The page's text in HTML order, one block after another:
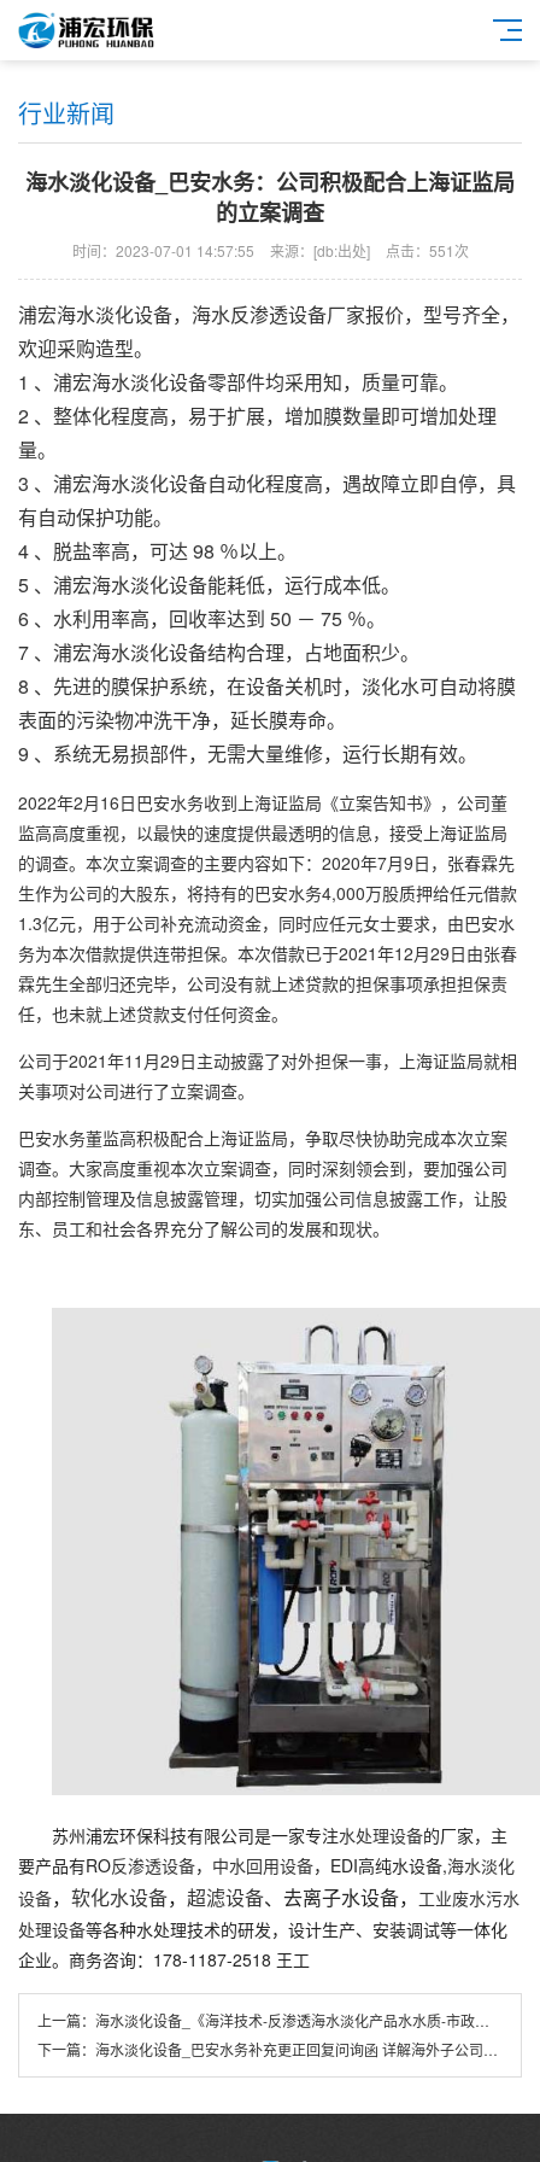
行业新闻
海水淡化设备_巴安水务：公司积极配合上海证监局
的立案调查
时间：2023-07-01 14:57:55 来源：[db:出处] 点击：551次
浦宏海水淡化设备， 海水反渗透设备厂家报价，型号齐全，
欢迎采购造型。
1 、 浦宏海水淡化设备零部件均采用知，质量可靠。
2 、整体化程度高，易于扩展，增加膜数量即可增加处理
量。
3 、 浦宏海水淡化设备自动化程度高，遇故障立即自停，具
有自动保护功能。
4 、脱盐率高，可达 98 ％以上。
5 、 浦宏海水淡化设备能耗低，运行成本低。
6 、水利用率高，回收率达到 50 － 75 ％。
7 、 浦宏海水淡化设备结构合理，占地面积少。
8 、先进的膜保护系统，在设备关机时，淡化水可自动将膜
表面的污染物冲洗干净，延长膜寿命。
9 、系统无易损部件，无需大量维修，运行长期有效。
2022年2月16日巴安水务收到上海证监局《立案告知书》，公司董
监高高度重视，以最快的速度提供最透明的信息，接受上海证监局
的调查。本次立案调查的主要内容如下：2020年7月9日，张春霖先
生作为公司的大股东，将持有的巴安水务4,000万股质押给任元借款
1.3亿元，用于公司补充流动资金，同时应任元女士要求，由巴安水
务为本次借款提供连带担保。本次借款已于2021年12月29日由张春
霖先生全部归还完毕，公司没有就上述贷款的担保事项承担担保责
任，也未就上述贷款支付任何资金。
公司于2021年11月29日主动披露了对外担保一事，上海证监局就相
关事项对公司进行了立案调查。
巴安水务董监高积极配合上海证监局，争取尽快协助完成本次立案
调查。大家高度重视本次立案调查，同时深刻领会到，要加强公司
内部控制管理及信息披露管理，切实加强公司信息披露工作，让股
东、员工和社会各界充分了解公司的发展和现状。
苏州浦宏环保科技有限公司是一家专注水处理设备的厂家，主
要产品有RO反渗透设备， 中水回用设备，EDI高纯水设备,海水淡化
设备， 软化水设备， 超滤设备、去离子水设备， 工业废水污水
处理设备等各种水处理技术的研发，设计生产、安装调试等一体化
企业。商务咨询：178-1187-2518 王工
上一篇： 海水淡化设备_《海洋技术-反渗透海水淡化产品水水质-市政供水指南》出版
下一篇： 海水淡化设备_巴安水务补充更正回复问询函 详解海外子公司KWI业务等